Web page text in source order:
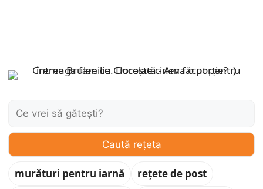
Caută:
Caută rețeta
murături pentru iarnă
rețete de post